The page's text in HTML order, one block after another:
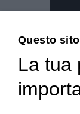
Questo
La tua